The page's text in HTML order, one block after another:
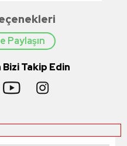
Paylaşın
Takip Edin